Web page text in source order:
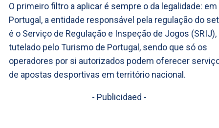
O primeiro filtro a aplicar é sempre o da legalidade: em
Portugal, a entidade responsável pela regulação do
é o Serviço de Regulação e Inspeção de Jogos (SRIJ),
tutelado pelo Turismo de Portugal, sendo que só os
operadores por si autorizados podem oferecer
de apostas desportivas em território nacional.
- Publicidaed -